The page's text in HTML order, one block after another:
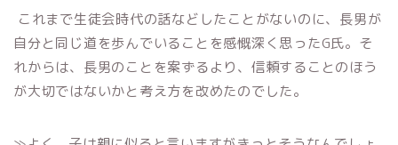
これまで生徒会時代の話などしたことがないのに、長男が
自分と同じ道を歩んでいることを感慨深く思ったG氏。そ
れからは、長男のことを案ずるより、信頼することのほう
が大切ではないかと考え方を改めたのでした。